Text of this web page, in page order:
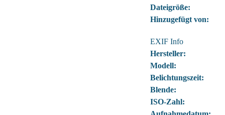
Dateigröße:
Hinzugefügt von:
EXIF Info
Hersteller:
Modell:
Belichtungszeit:
Blende:
ISO-Zahl: